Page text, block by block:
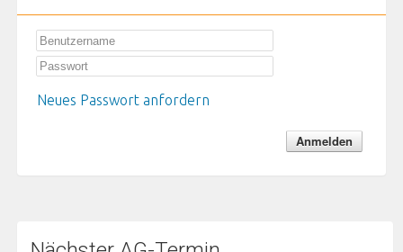
Neues Passwort anfordern